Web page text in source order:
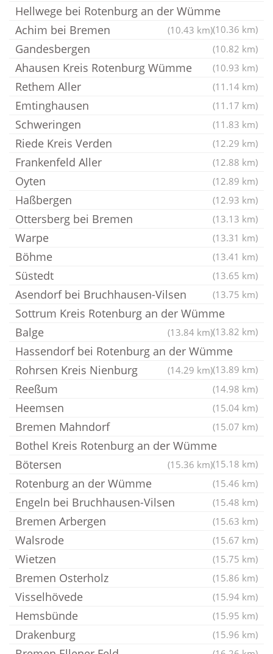
Hellwege bei Rotenburg an der Wümme
(10.36 km)
Achim bei Bremen (10.43 km)
Gandesbergen (10.82 km)
Ahausen Kreis Rotenburg Wümme (10.93 km)
Rethem Aller (11.14 km)
Emtinghausen (11.17 km)
Schweringen (11.83 km)
Riede Kreis Verden (12.29 km)
Frankenfeld Aller (12.88 km)
Oyten (12.89 km)
Haßbergen (12.93 km)
Ottersberg bei Bremen (13.13 km)
Warpe (13.31 km)
Böhme (13.41 km)
Süstedt (13.65 km)
Asendorf bei Bruchhausen-Vilsen (13.75 km)
Sottrum Kreis Rotenburg an der Wümme
(13.82 km)
Balge (13.84 km)
Hassendorf bei Rotenburg an der Wümme
(13.89 km)
Rohrsen Kreis Nienburg (14.29 km)
Reeßum (14.98 km)
Heemsen (15.04 km)
Bremen Mahndorf (15.07 km)
Bothel Kreis Rotenburg an der Wümme
(15.18 km)
Bötersen (15.36 km)
Rotenburg an der Wümme (15.46 km)
Engeln bei Bruchhausen-Vilsen (15.48 km)
Bremen Arbergen (15.63 km)
Walsrode (15.67 km)
Wietzen (15.75 km)
Bremen Osterholz (15.86 km)
Visselhövede (15.94 km)
Hemsbünde (15.95 km)
Drakenburg (15.96 km)